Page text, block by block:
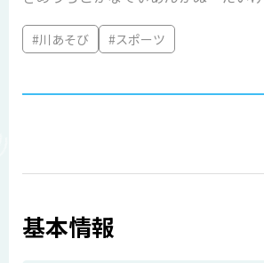
#川あそび #スポーツ
基本情報